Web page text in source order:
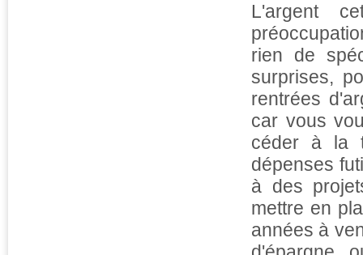
L'argent
rien de
surprises,
rentrées
car vous
céder à la
dépenses
à des
mettre en
années à